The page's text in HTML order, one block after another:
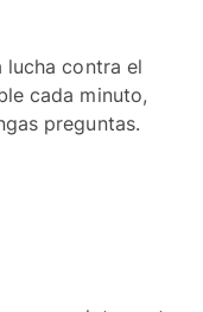
lucha contra el
cada minuto,
preguntas.